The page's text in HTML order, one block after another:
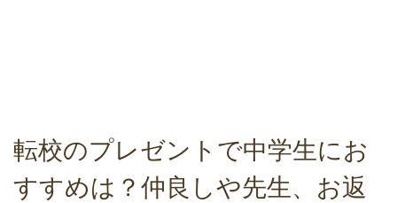
転校のプレゼントで中学生にお
すすめは？仲良しや先生、お返